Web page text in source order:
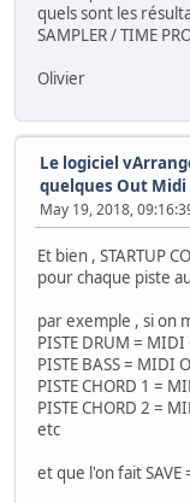
quels sont les
SAMPLER / TIME
Olivier
Le logiciel
quelques Out Midi
May 19, 2018,
Et bien , STARTUP
pour chaque piste
par exemple , si on
PISTE DRUM = MIDI
PISTE BASS = MIDI
PISTE CHORD 1 =
PISTE CHORD 2 =
etc
et que l'on fait SAVE